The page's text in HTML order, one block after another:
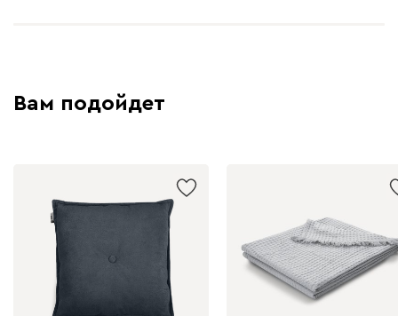
Вам подойдет